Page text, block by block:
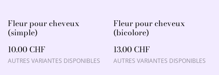
Fleur pour cheveux
(simple)
10.00 CHF
AUTRES VARIANTES DISPONIBLES
Fleur pour cheveux
(bicolore)
13.00 CHF
AUTRES VARIANTES DISPONIBLES